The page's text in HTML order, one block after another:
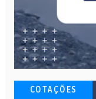
COTAÇÕES